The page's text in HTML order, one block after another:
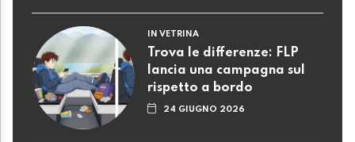
IN VETRINA
Trova le differenze: FLP
lancia una campagna sul
rispetto a bordo
24 GIUGNO 2026